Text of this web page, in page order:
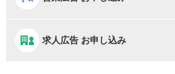
求人広告 お申し込み